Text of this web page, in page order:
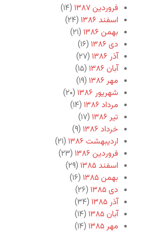
فروردین ۱۳۸۷
(۱۴)
اسفند ۱۳۸۶
(۲۴)
بهمن ۱۳۸۶
(۲۱)
دی ۱۳۸۶
(۱۶)
آذر ۱۳۸۶
(۲۷)
آبان ۱۳۸۶
(۱۵)
مهر ۱۳۸۶
(۱۹)
شهریور ۱۳۸۶
(۲۰)
مرداد ۱۳۸۶
(۱۴)
تیر ۱۳۸۶
(۱۷)
خرداد ۱۳۸۶
(۹)
اردیبهشت ۱۳۸۶
(۲۱)
فروردین ۱۳۸۶
(۲۳)
اسفند ۱۳۸۵
(۲۹)
بهمن ۱۳۸۵
(۱۶)
دی ۱۳۸۵
(۲۶)
آذر ۱۳۸۵
(۳۴)
آبان ۱۳۸۵
(۱۴)
مهر ۱۳۸۵
(۱۴)